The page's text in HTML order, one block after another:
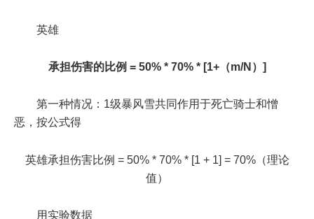
英雄
承担伤害的比例 = 50% * 70% * [1+（m/N）]
第一种情况：1级暴风雪共同作用于死亡骑士和憎
恶，按公式得
英雄承担伤害比例 = 50% * 70% * [1 + 1] = 70%（理论
值）
用实验数据